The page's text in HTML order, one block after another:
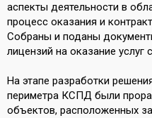
аспекты деятельности в
процесс оказания и
Собраны и поданы
лицензий на оказание услуг
На этапе разработки
периметра КСПД были
объектов, расположенных